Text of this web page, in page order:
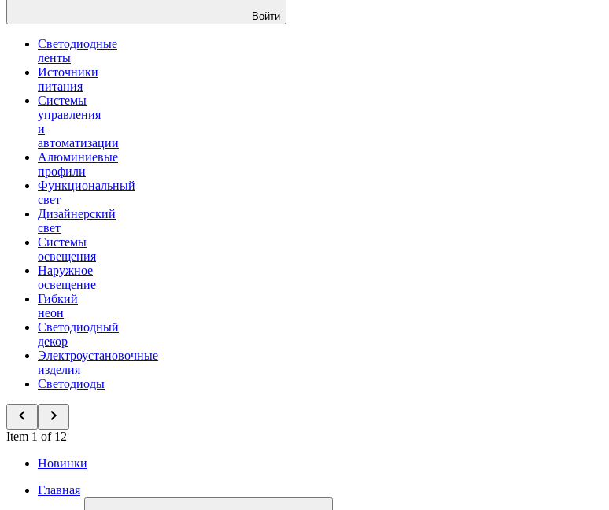
Войти
Светодиодные
ленты
Источники
питания
Системы
управления
и
автоматизации
Алюминиевые
профили
Функциональный
свет
Дизайнерский
свет
Системы
освещения
Наружное
освещение
Гибкий
неон
Светодиодный
декор
Электроустановочные
изделия
Светодиоды
Item 1 of 12
Новинки
Главная